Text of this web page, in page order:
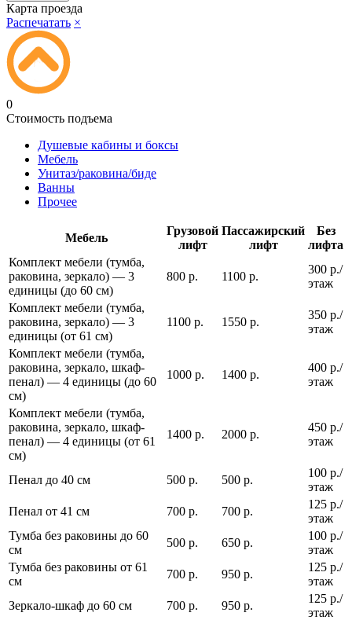
Карта проезда
Распечатать ×
0
Стоимость подъема
Душевые кабины и боксы
Мебель
Унитаз/раковина/биде
Ванны
Прочее
Мебель
Грузовой
лифт
Пассажирский
лифт
Без
лифта
Комплект мебели (тумба,
раковина, зеркало) — 3
единицы (до 60 см)
800 р. 1100 р.
300 р./
этаж
Комплект мебели (тумба,
раковина, зеркало) — 3
единицы (от 61 см)
1100 р. 1550 р.
350 р./
этаж
Комплект мебели (тумба,
раковина, зеркало, шкаф-
пенал) — 4 единицы (до 60
см)
1000 р. 1400 р.
400 р./
этаж
Комплект мебели (тумба,
раковина, зеркало, шкаф-
пенал) — 4 единицы (от 61
см)
1400 р. 2000 р.
450 р./
этаж
Пенал до 40 см 500 р. 500 р.
100 р./
этаж
Пенал от 41 см
700 р. 700 р.
125 р./
этаж
Тумба без раковины до 60
см
500 р. 650 р.
100 р./
этаж
Тумба без раковины от 61
см
700 р. 950 р.
125 р./
этаж
Зеркало-шкаф до 60 см
700 р. 950 р.
125 р./
этаж